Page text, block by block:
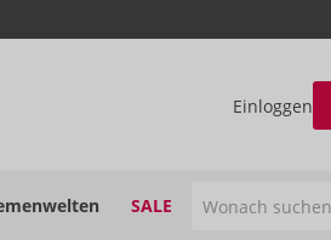
Einloggen
SALE